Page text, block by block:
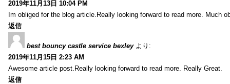
2019年11月13日 10:04 PM
Im obliged for the blog article.Really looking forward to read more. Much
返信
best bouncy castle service bexley より:
2019年11月15日 2:23 AM
Awesome article post.Really looking forward to read more. Really Great.
返信